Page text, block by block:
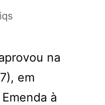
na
em
à